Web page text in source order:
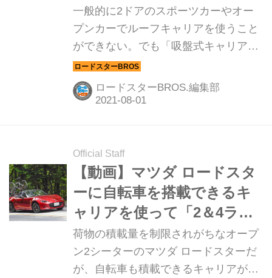
載せられる！【動画】
一般的に2ドアのスポーツカーやオー
プンカーでルーフキャリアを使うこと
ができない。でも「吸盤式キャリア」
を使えば可能になるという。ここでは
実際に吸盤式キャリアを使ってみたの
でレポートする。
ロードスターBROS.編集部
Official Staff
【動画】マツダ ロードスタ
ーに自転車を搭載できるキ
ャリアを使って「2＆4ライ
フ」を楽しもう！
荷物の積載量を制限されがちなオープ
ン2シーターのマツダ ロードスターだ
が、自転車も積載できるキャリアがあ